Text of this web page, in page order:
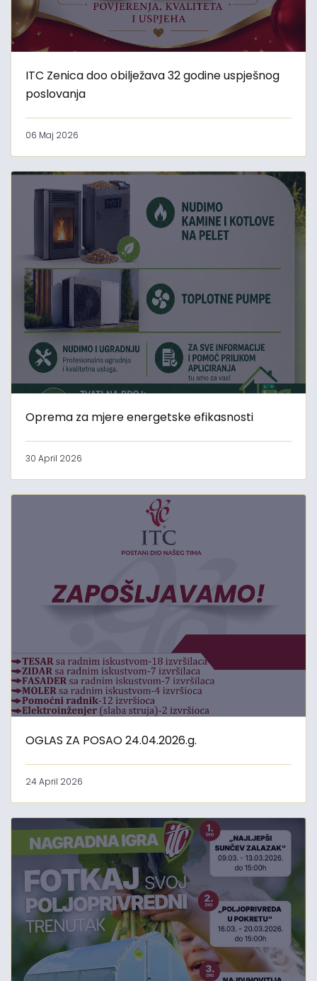
ITC Zenica doo obilježava 32 godine uspješnog
poslovanja
06 Maj 2026
Oprema za mjere energetske efikasnosti
30 April 2026
OGLAS ZA POSAO 24.04.2026.g.
24 April 2026